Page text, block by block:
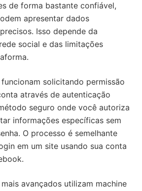
de forma bastante confiável,
apresentar dados
Isso depende da
social e das limitações
solicitando permissão
através de autenticação
seguro onde você autoriza
informações específicas sem
O processo é semelhante
em um site usando sua conta
avançados utilizam machine